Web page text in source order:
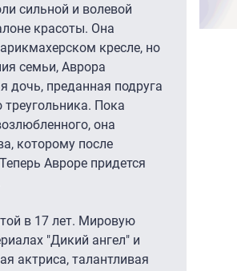
сильной и волевой
красоты. Она
кресле, но
семьи, Аврора
дочь, преданная подруга
Пока
она
которому после
Авроре придется
в 17 лет. Мировую
"Дикий ангел" и
актриса, талантливая